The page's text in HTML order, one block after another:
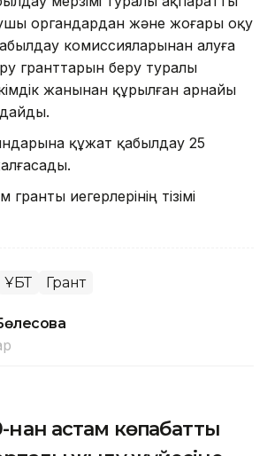
органдардан және жоғары оқу
комиссияларынан алуға
гранттарын беру туралы
жанынан құрылған арнайы
құжат қабылдау 25
гранты иегерлерінің тізімі
ҰБТ Грант
нан астам көпқабатты